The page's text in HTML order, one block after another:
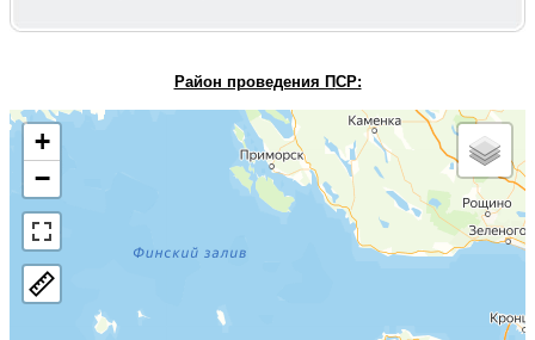
Район проведения ПСР:
+
−